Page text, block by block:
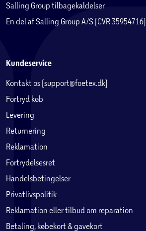
Salling Group tilbagekaldelser
En del af Salling Group A/S (CVR 35954716)
Kundeservice
Kontakt os (support@foetex.dk)
Fortryd køb
Levering
Returnering
Reklamation
Fortrydelsesret
Handelsbetingelser
Privatlivspolitik
Reklamation eller tilbud om reparation
Betaling, købekort & gavekort